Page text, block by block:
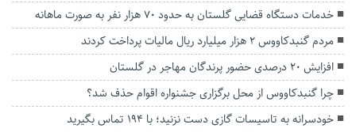
خدمات دستگاه قضایی گلستان به حدود ۷۰ هزار نفر به صورت ماهانه
مردم گنبدکاووس ۲ هزار میلیارد ریال مالیات پرداخت کردند
افزایش ۲۰ درصدی حضور پرندگان مهاجر در گلستان
چرا گنبدکاووس از محل برگزاری جشنواره اقوام حذف شد؟
خودسرانه به تاسیسات گازی دست نزنید؛ با ۱۹۴ تماس بگیرید